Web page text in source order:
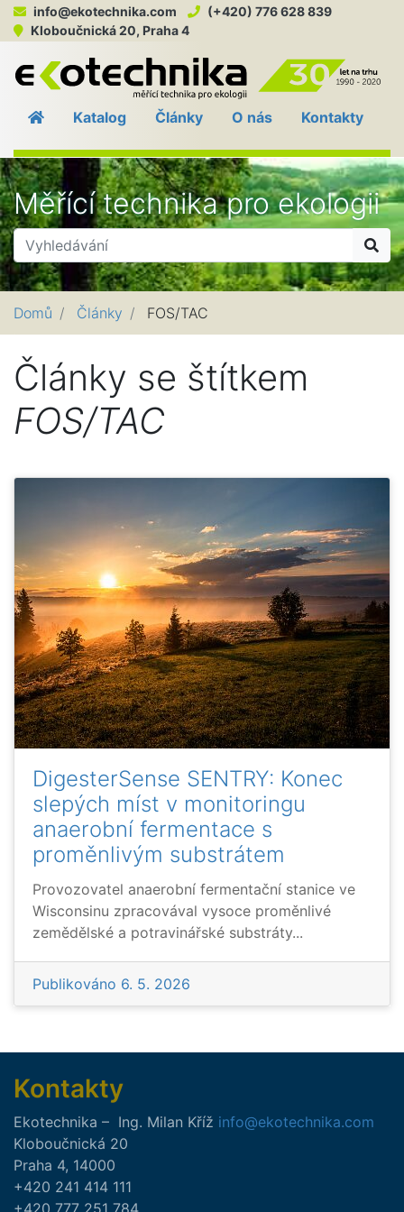
info@ekotechnika.com
(+420) 776 628 839
Kloboučnická 20, Praha 4
Katalog Články O nás Kontakty
Měřící technika pro ekologii
Domů Články FOS/TAC
Články se štítkem
FOS/TAC
DigesterSense SENTRY: Konec
slepých míst v monitoringu
anaerobní fermentace s
proměnlivým substrátem
Provozovatel anaerobní fermentační stanice ve
Wisconsinu zpracovával vysoce proměnlivé
zemědělské a potravinářské substráty...
Publikováno 6. 5. 2026
Kontakty
Ekotechnika – Ing. Milan Kříž info@ekotechnika.com
Kloboučnická 20
Praha 4, 14000
+420 241 414 111
+420 777 251 784